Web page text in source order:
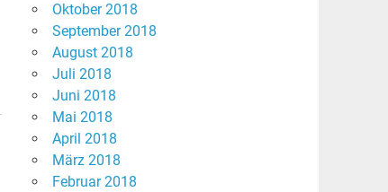
Oktober 2018
September 2018
August 2018
Juli 2018
Juni 2018
Mai 2018
April 2018
März 2018
Februar 2018